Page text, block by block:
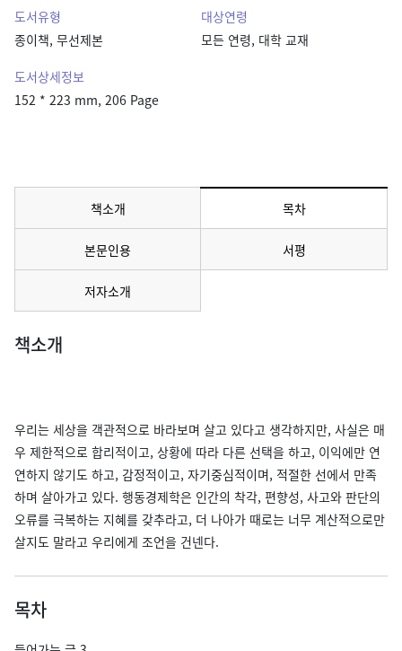
도서유형
종이책, 무선제본
대상연령
모든 연령, 대학 교재
도서상세정보
152 * 223 mm, 206 Page
책소개 목차메뉴 선택됨
본문인용
서평
저자소개
책소개
우리는 세상을 객관적으로 바라보며 살고 있다고 생각하지만, 사실은 매
우 제한적으로 합리적이고, 상황에 따라 다른 선택을 하고, 이익에만 연
연하지 않기도 하고, 감정적이고, 자기중심적이며, 적절한 선에서 만족
하며 살아가고 있다. 행동경제학은 인간의 착각, 편향성, 사고와 판단의
오류를 극복하는 지혜를 갖추라고, 더 나아가 때로는 너무 계산적으로만
살지도 말라고 우리에게 조언을 건넨다.
목차